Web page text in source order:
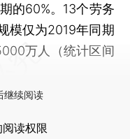
的60%。13个劳务
模仅为2019年同期
万人（统计区间
继续阅读
阅读权限